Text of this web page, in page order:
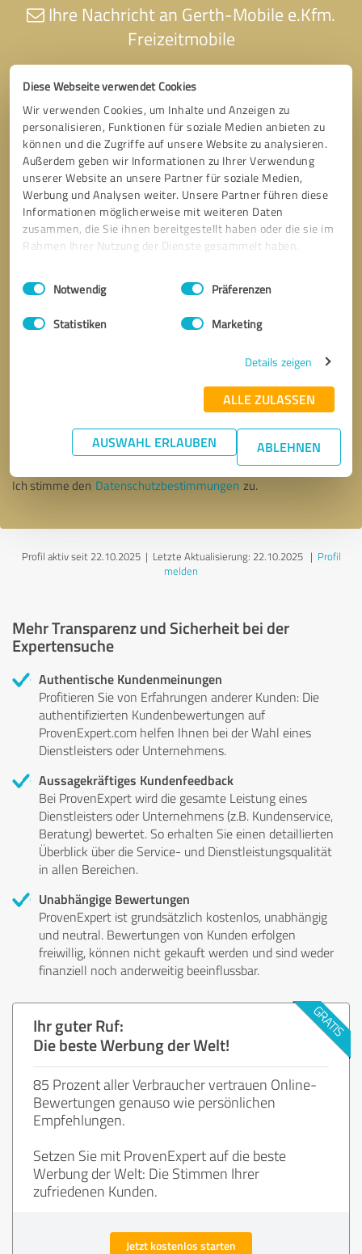
Diese Webseite verwendet Cookies
Wir verwenden Cookies, um Inhalte und Anzeigen zu
personalisieren, Funktionen für soziale Medien anbieten zu
können und die Zugriffe auf unsere Website zu analysieren.
Außerdem geben wir Informationen zu Ihrer Verwendung
unserer Website an unsere Partner für soziale Medien,
Werbung und Analysen weiter. Unsere Partner führen diese
Informationen möglicherweise mit weiteren Daten
zusammen, die Sie ihnen bereitgestellt haben oder die sie im
Rahmen Ihrer Nutzung der Dienste gesammelt haben.
Impressum Datenschutzbestimmungen
Einwilligungsauswahl
Notwendig Präferenzen
Statistiken Marketing
Details zeigen
ALLE ZULASSEN
AUSWAHL ERLAUBEN ABLEHNEN
Ihre Nachricht an Gerth-Mobile e.Kfm.
Freizeitmobile
* Erforderliche Angaben
Nachricht senden
Ich stimme den Datenschutzbestimmungen zu.
Profil aktiv seit 22.10.2025 | Letzte Aktualisierung: 22.10.2025| Profil
melden
Mehr Transparenz und Sicherheit bei der
Expertensuche
Authentische Kundenmeinungen
Profitieren Sie von Erfahrungen anderer Kunden: Die
authentifizierten Kundenbewertungen auf
ProvenExpert.com helfen Ihnen bei der Wahl eines
Dienstleisters oder Unternehmens.
Aussagekräftiges Kundenfeedback
Bei ProvenExpert wird die gesamte Leistung eines
Dienstleisters oder Unternehmens (z.B. Kundenservice,
Beratung) bewertet. So erhalten Sie einen detaillierten
Überblick über die Service- und Dienstleistungsqualität
in allen Bereichen.
Unabhängige Bewertungen
ProvenExpert ist grundsätzlich kostenlos, unabhängig
und neutral. Bewertungen von Kunden erfolgen
freiwillig, können nicht gekauft werden und sind weder
finanziell noch anderweitig beeinflussbar.
Ihr guter Ruf:
Die beste Werbung der Welt!
85 Prozent aller Verbraucher vertrauen Online-
Bewertungen genauso wie persönlichen
Empfehlungen.
Setzen Sie mit ProvenExpert auf die beste
Werbung der Welt: Die Stimmen Ihrer
zufriedenen Kunden.
Jetzt kostenlos starten